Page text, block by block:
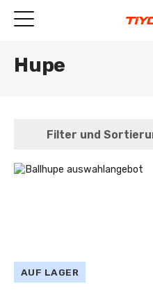
Hupe
Filter und
AUF LAGER